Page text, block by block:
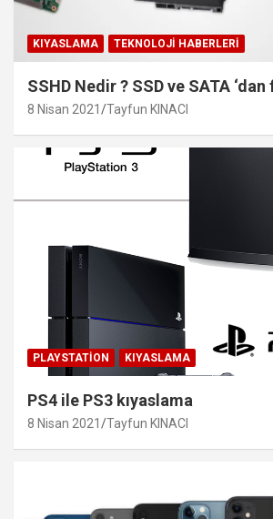
KIYASLAMA TEKNOLOJI HABERLERI
SSHD Nedir ? SSD ve SATA
8 Nisan 2021 Tayfun KINACI
PLAYSTATION KIYASLAMA
PS4 ile PS3 kıyaslama
8 Nisan 2021 Tayfun KINACI